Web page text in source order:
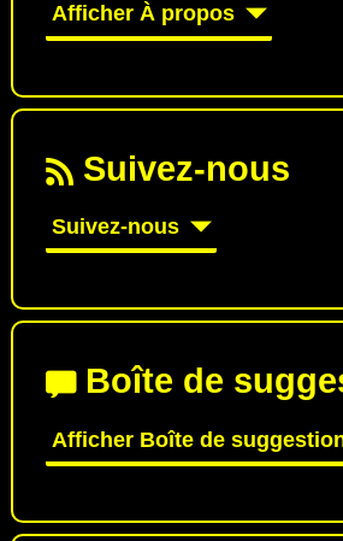
Afficher À propos
Suivez-nous
Suivez-nous
Boîte de
Afficher Boîte de